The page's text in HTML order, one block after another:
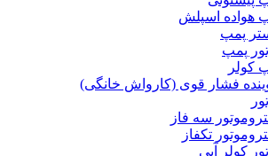
هواده اسپلش
پمپ
پمپ
کولر
فشار قوی (کارواش خانگی)
سه فاز
تکفاز
کولر آبی